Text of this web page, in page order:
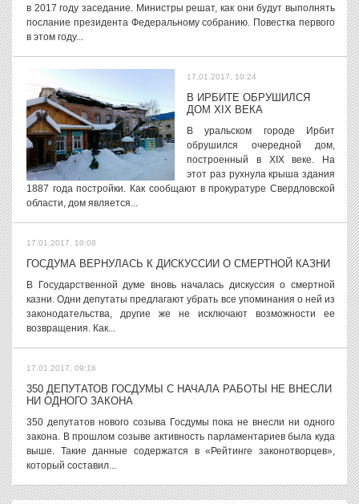
в 2017 году заседание. Министры решат, как они будут выполнять
послание президента Федеральному собранию. Повестка первого
в этом году...
17.01.2017, 10:24
В ИРБИТЕ ОБРУШИЛСЯ
ДОМ XIX ВЕКА
В уральском городе Ирбит
обрушился очередной дом,
построенный в XIX веке. На
этот раз рухнула крыша здания
1887 года постройки. Как сообщают в прокуратуре Свердловской
области, дом является...
17.01.2017, 10:08
ГОСДУМА ВЕРНУЛАСЬ К ДИСКУССИИ О СМЕРТНОЙ КАЗНИ
В Государственной думе вновь началась дискуссия о смертной
казни. Одни депутаты предлагают убрать все упоминания о ней из
законодательства, другие же не исключают возможности ее
возвращения. Как...
17.01.2017, 09:16
350 ДЕПУТАТОВ ГОСДУМЫ С НАЧАЛА РАБОТЫ НЕ ВНЕСЛИ
НИ ОДНОГО ЗАКОНА
350 депутатов нового созыва Госдумы пока не внесли ни одного
закона. В прошлом созыве активность парламентариев была куда
выше. Такие данные содержатся в «Рейтинге законотворцев»,
который составил...